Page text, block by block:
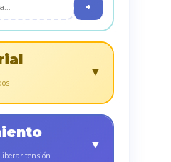
+
▼
tensión
▼